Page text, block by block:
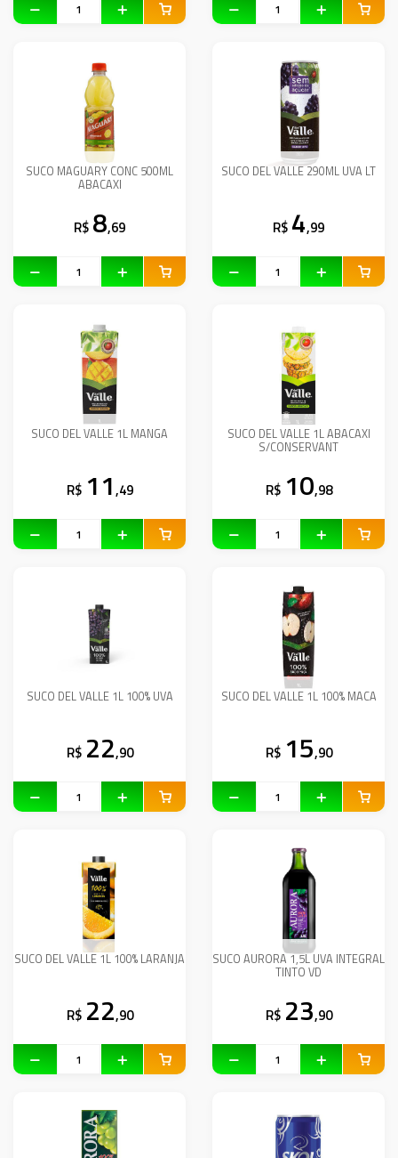
SUCO MAGUARY CONC 500ML
ABACAXI
R$ 8,69
SUCO DEL VALLE 290ML UVA LT
R$ 4,99
SUCO DEL VALLE 1L MANGA
R$ 11,49
SUCO DEL VALLE 1L ABACAXI
S/CONSERVANT
R$ 10,98
SUCO DEL VALLE 1L 100% UVA
R$ 22,90
SUCO DEL VALLE 1L 100% MACA
R$ 15,90
SUCO DEL VALLE 1L 100% LARANJA
R$ 22,90
SUCO AURORA 1,5L UVA INTEGRAL
TINTO VD
R$ 23,90